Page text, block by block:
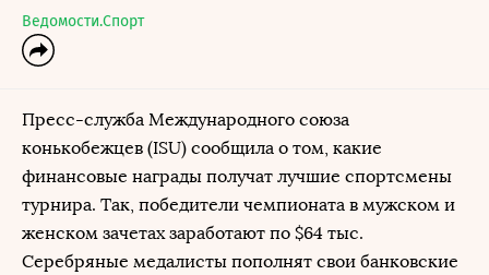
Ведомости.Спорт
Пресс-служба Международного союза
конькобежцев (ISU) сообщила о том, какие
финансовые награды получат лучшие спортсмены
турнира. Так, победители чемпионата в мужском и
женском зачетах заработают по $64 тыс.
Серебряные медалисты пополнят свои банковские